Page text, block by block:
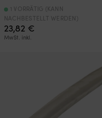
23,82 €
MwSt. inkl.
1 VORRÄTIG (KANN
NACHBESTELLT WERDEN)